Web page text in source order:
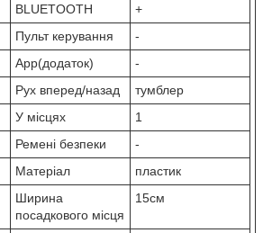
BLUETOOTH
+
Пульт керування
-
App(додаток)
-
Рух вперед/назад
тумблер
У місцях
1
Ремені безпеки
-
Матеріал
пластик
Ширина
посадкового місця
15см